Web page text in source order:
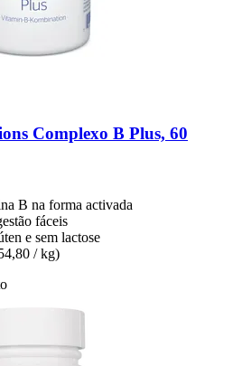
Complexo B Plus, 60
B na forma activada
fáceis
e sem lactose
/ kg)